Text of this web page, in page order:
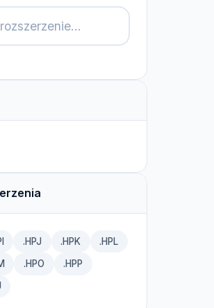
.HPJ .HPK .HPL
.HPO .HPP